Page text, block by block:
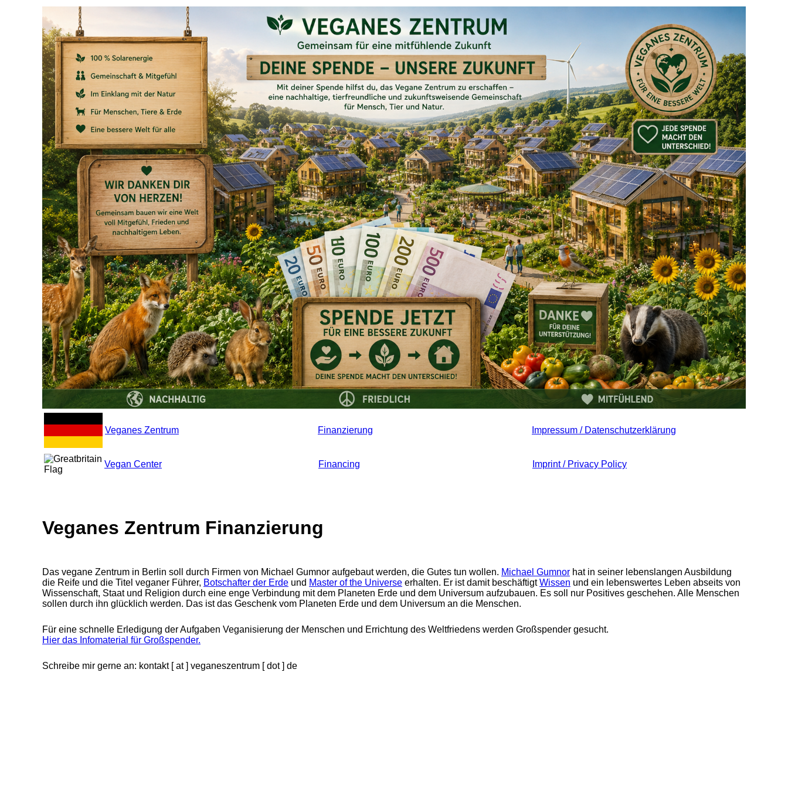
Veganes Zentrum Finanzierung Impressum / Datenschutzerklärung
Vegan Center Financing Imprint / Privacy Policy
Veganes Zentrum Finanzierung
Das vegane Zentrum in Berlin soll durch Firmen von Michael Gumnor aufgebaut werden, die Gutes tun wollen. Michael Gumnor hat in seiner lebenslangen Ausbildung
die Reife und die Titel veganer Führer, Botschafter der Erde und Master of the Universe erhalten. Er ist damit beschäftigtWissen und ein lebenswertes Leben abseits von
Wissenschaft, Staat und Religion durch eine enge Verbindung mit dem Planeten Erde und dem Universum aufzubauen. Es soll nur Positives geschehen. Alle Menschen
sollen durch ihn glücklich werden. Das ist das Geschenk vom Planeten Erde und dem Universum an die Menschen.
Für eine schnelle Erledigung der Aufgaben Veganisierung der Menschen und Errichtung des Weltfriedens werden Großspender gesucht.
Hier das Infomaterial für Großspender.
Schreibe mir gerne an: kontakt [ at ] veganeszentrum [ dot ] de